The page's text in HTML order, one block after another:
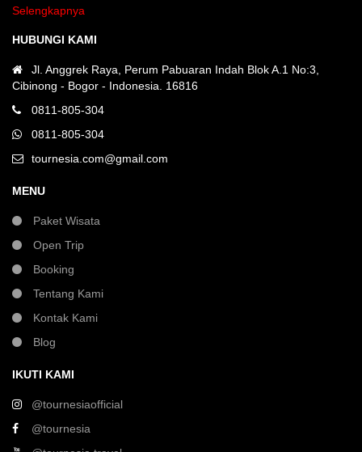
Selengkapnya
HUBUNGI KAMI
Jl. Anggrek Raya, Perum Pabuaran Indah Blok A.1 No:3,
Cibinong - Bogor - Indonesia. 16816
0811-805-304
0811-805-304
tournesia.com@gmail.com
MENU
Paket Wisata
Open Trip
Booking
Tentang Kami
Kontak Kami
Blog
IKUTI KAMI
@tournesiaofficial
@tournesia